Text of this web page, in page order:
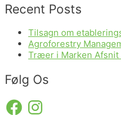
Recent Posts
Tilsagn om
Agroforestry
Træer i Marken Afsnit
Følg Os
FacebookInstagram